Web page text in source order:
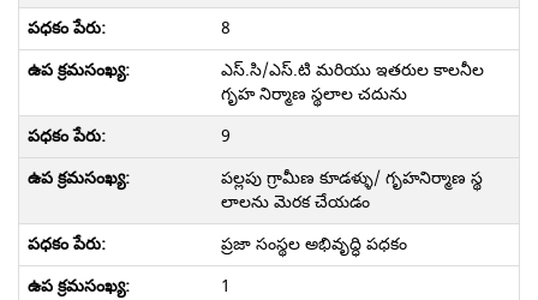
8
ఎస్.సి/ఎస్.టి మరియు ఇతరుల కాలనీల
గృహ నిర్మాణ స్థలాల చదును
9
పల్లపు గ్రామీణ కూడళ్ళు/ గృహనిర్మాణ స్థ
లాలను మెరక చేయడం
ప్రజా సంస్థల అభివృద్ధి పధకం
1